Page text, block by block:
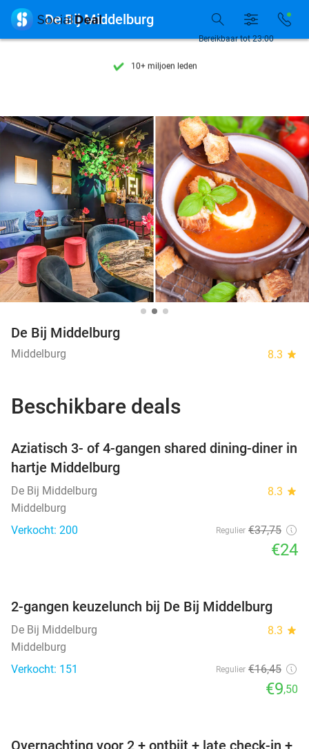
7 dagen per week beschikbaar
10+ miljoen leden
7 dagen per week beschikbaar
10+ miljoen leden
Bereikbaar tot 23:00
 De Bij Middelburg
De Bij Middelburg
Middelburg 8.3 star
Beschikbare deals
Aziatisch 3- of 4-gangen shared dining-diner in
hartje Middelburg
De Bij Middelburg 8.3 star
Middelburg
Verkocht: 200
Regulier €37,75
€24
2-gangen keuzelunch bij De Bij Middelburg
De Bij Middelburg 8.3 star
Middelburg
Verkocht: 151
Regulier €16,45
€9,50
Overnachting voor 2 + ontbijt + late check-in +